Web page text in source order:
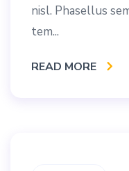
nisl. Phasellus
tem...
READ MORE